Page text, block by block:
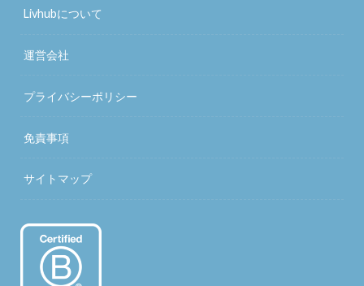
Livhubについて
運営会社
プライバシーポリシー
免責事項
サイトマップ